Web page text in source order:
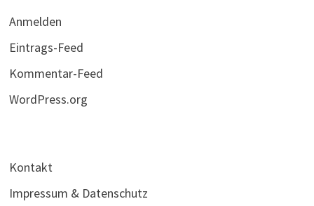
Anmelden
Eintrags-Feed
Kommentar-Feed
WordPress.org
Kontakt
Impressum & Datenschutz